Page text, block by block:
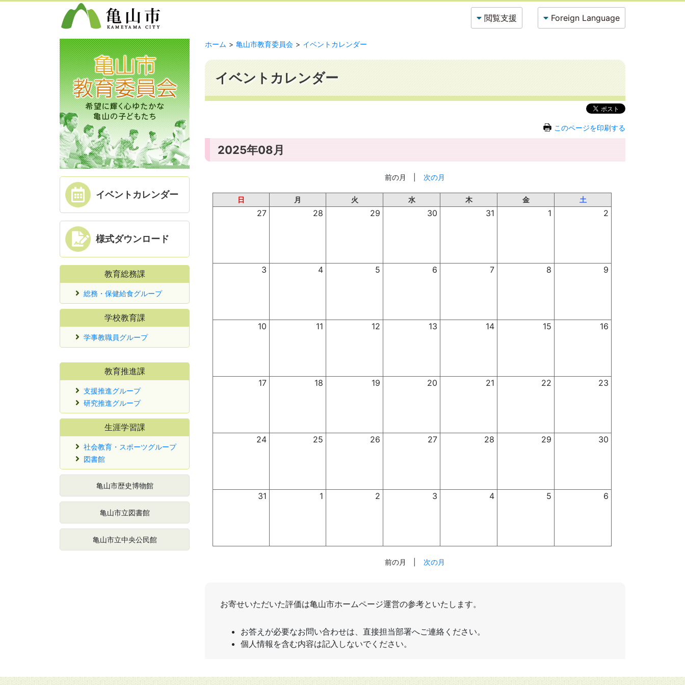
閲覧支援 Foreign Language
イベント カレンダー
様式ダウンロード
教育総務課
総務・保健給食グループ
学校教育課
学事教職員グループ
教育推進課
支援推進グループ
研究推進グループ
生涯学習課
社会教育・スポーツグループ
図書館
亀山市歴史博物館
亀山市立図書館
亀山市立中央公民館
ホーム 亀山市教育委員会 イベントカレンダー
イベントカレンダー
このページを印刷する
2025年08月
前の月 次の月
日 月 火 水 木 金 土
27 28 29 30 31 1 2
3 4 5 6 7 8 9
10 11 12 13 14 15 16
17 18 19 20 21 22 23
24 25 26 27 28 29 30
31 1 2 3 4 5 6
前の月 次の月